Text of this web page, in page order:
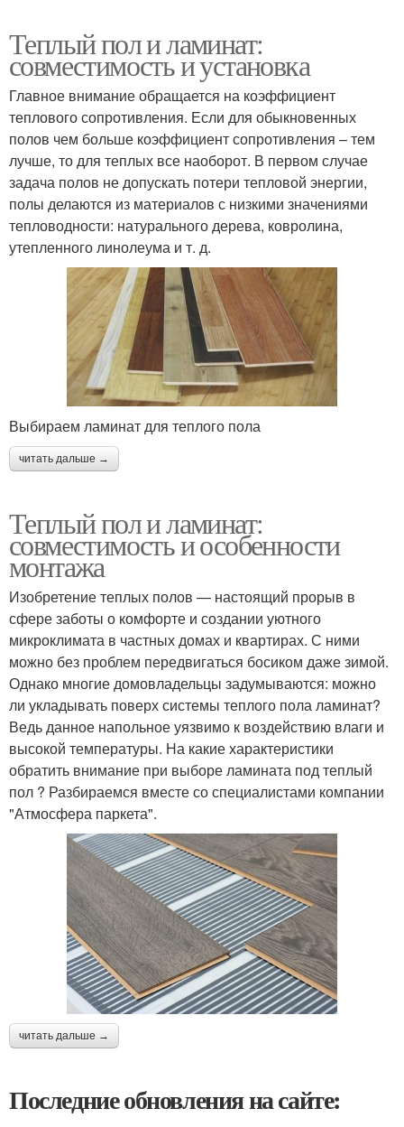
Теплый пол и ламинат:
совместимость и установка
Главное внимание обращается на коэффициент
теплового сопротивления. Если для обыкновенных
полов чем больше коэффициент сопротивления – тем
лучше, то для теплых все наоборот. В первом случае
задача полов не допускать потери тепловой энергии,
полы делаются из материалов с низкими значениями
тепловодности: натурального дерева, ковролина,
утепленного линолеума и т. д.
Выбираем ламинат для теплого пола
читать дальше →
Теплый пол и ламинат:
совместимость и особенности
монтажа
Изобретение теплых полов — настоящий прорыв в
сфере заботы о комфорте и создании уютного
микроклимата в частных домах и квартирах. С ними
можно без проблем передвигаться босиком даже зимой.
Однако многие домовладельцы задумываются: можно
ли укладывать поверх системы теплого пола ламинат?
Ведь данное напольное уязвимо к воздействию влаги и
высокой температуры. На какие характеристики
обратить внимание при выборе ламината под теплый
пол ? Разбираемся вместе со специалистами компании
"Атмосфера паркета".
читать дальше →
Последние обновления на сайте: